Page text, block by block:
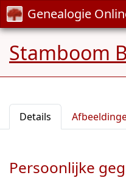
Genealogie
Stamboom
Details
Persoonlijke